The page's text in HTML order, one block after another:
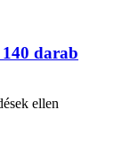
darab
ellen